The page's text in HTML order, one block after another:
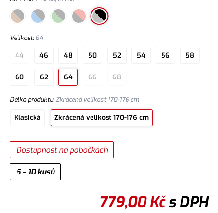
Velikost: 64
44 46 48 50 52 54 56 58
60 62 64 66 68
Délka produktu:Zkrácená velikost 170-176 cm
Klasická Zkrácená velikost 170-176 cm
5 - 10 kusů
Dostupnost na pobočkách
779,00Kčs DPH